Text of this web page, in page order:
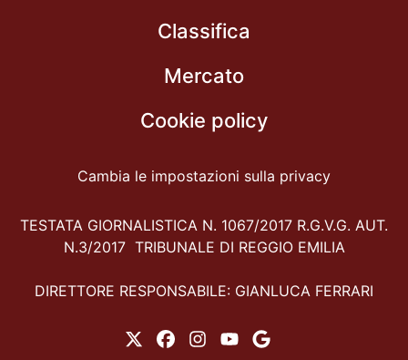
Classifica
Mercato
Cookie policy
Cambia le impostazioni sulla privacy
TESTATA GIORNALISTICA N. 1067/2017 R.G.V.G. AUT.
N.3/2017 TRIBUNALE DI REGGIO EMILIA
DIRETTORE RESPONSABILE: GIANLUCA FERRARI